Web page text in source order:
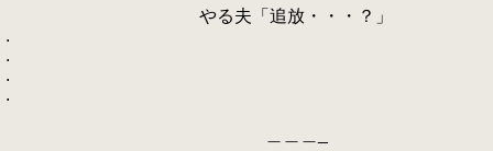
やる夫「追放・・・？」
.
.
.
.